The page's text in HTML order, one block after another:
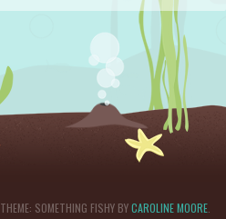
THEME: SOMETHING FISHY BYCAROLINE MOORE.